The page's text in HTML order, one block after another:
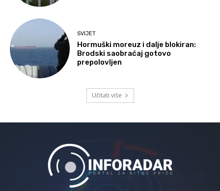
SVIJET
Hormuški moreuz i dalje blokiran:
Brodski saobraćaj gotovo
prepolovljen
Učitati više